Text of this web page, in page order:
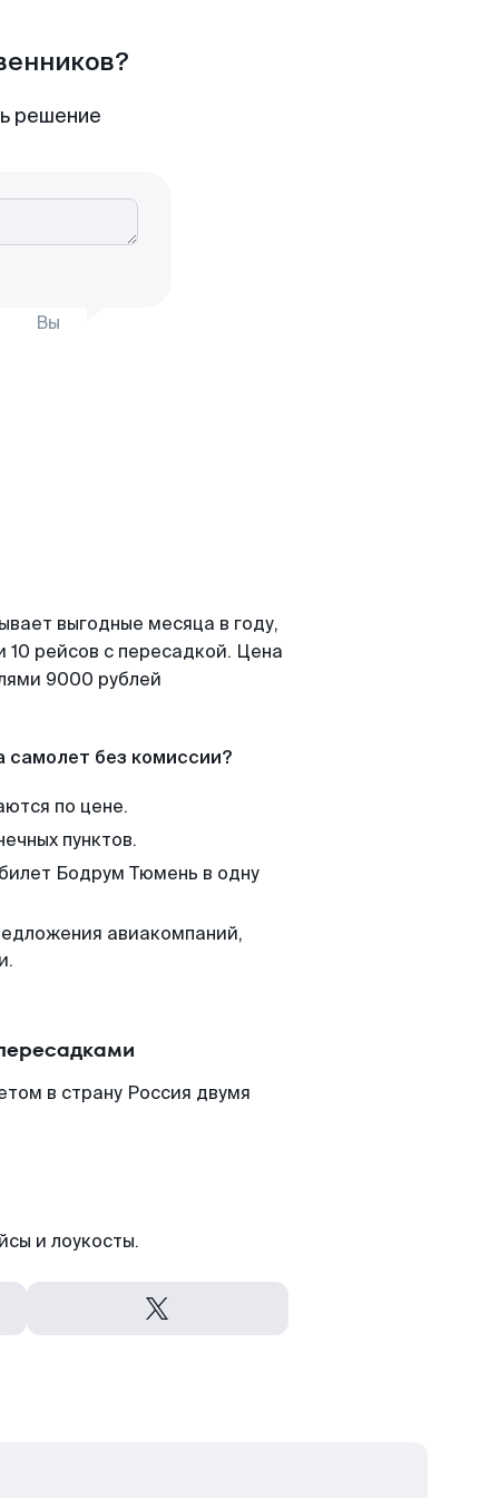
решение
Вы
выгодные месяца в году,
рейсов с пересадкой. Цена
9000 рублей
самолет без комиссии?
по цене.
пунктов.
Бодрум Тюмень в одну
авиакомпаний,
в страну Россия двумя
и лоукосты.